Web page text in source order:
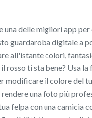
una delle migliori app
guardaroba digitale a
all'istante colori,
rosso ti sta bene? Usa la
modificare il colore del
una foto più
felpa con una camicia